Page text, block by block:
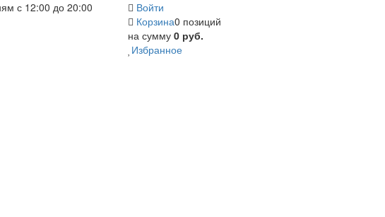
с 12:00 до 20:00
Войти
Корзина0 позиций
на сумму 0 руб.
Избранное